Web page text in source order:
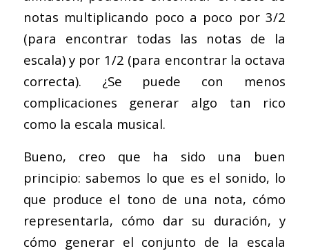
notas multiplicando poco a poco por 3/2
(para encontrar todas las notas de la
escala) y por 1/2 (para encontrar la octava
correcta). ¿Se puede con menos
complicaciones generar algo tan rico
como la escala musical.
Bueno, creo que ha sido una buen
principio: sabemos lo que es el sonido, lo
que produce el tono de una nota, cómo
representarla, cómo dar su duración, y
cómo generar el conjunto de la escala